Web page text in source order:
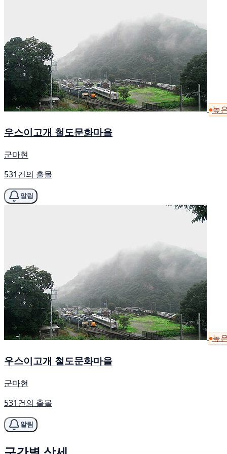
높
우스이고개 철도문화마을
군마현
531건의 출몰
알림
높
우스이고개 철도문화마을
군마현
531건의 출몰
알림